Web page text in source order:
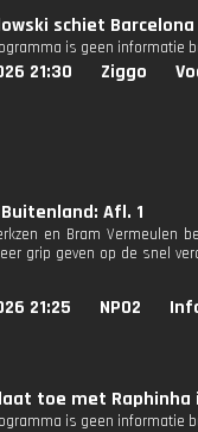
schiet
is geen informatie
21:30 Ziggo
Afl. 1
en Bram Vermeulen
grip geven op de snel
21:25 NPO2
toe met
is geen informatie